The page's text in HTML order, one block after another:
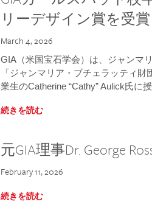
リーデザイン賞を受賞
March 4, 2026
GIA（米国宝石学会）は、ジャンマ
「ジャンマリア・ブチェラッティ
業生のCatherine “Cathy” Aulick氏に
続きを読む
元GIA理事Dr. George
February 11, 2026
続きを読む